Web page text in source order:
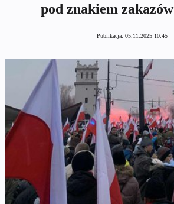
pod znakiem
Publikacja: 05.11.2025 10:45